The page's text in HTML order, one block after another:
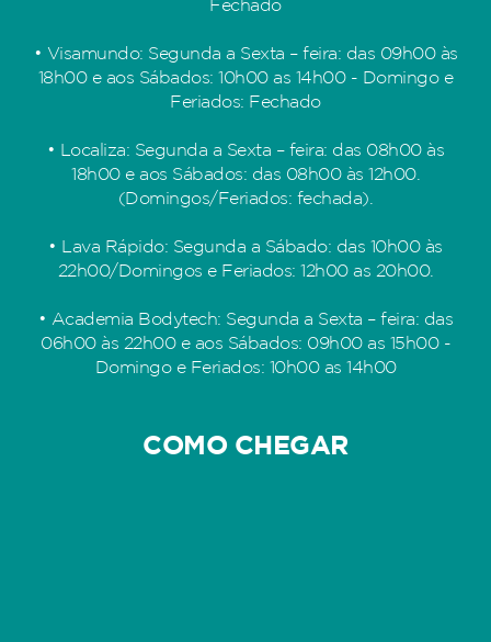
Fechado
• Visamundo: Segunda a Sexta – feira: das 09h00 às
18h00 e aos Sábados: 10h00 as 14h00 - Domingo e
Feriados: Fechado
• Localiza: Segunda a Sexta – feira: das 08h00 às
18h00 e aos Sábados: das 08h00 às 12h00.
(Domingos/Feriados: fechada).
• Lava Rápido: Segunda a Sábado: das 10h00 às
22h00/Domingos e Feriados: 12h00 as 20h00.
• Academia Bodytech: Segunda a Sexta – feira: das
06h00 às 22h00 e aos Sábados: 09h00 as 15h00 -
Domingo e Feriados: 10h00 as 14h00
COMO CHEGAR